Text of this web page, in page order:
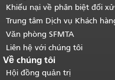
Khiếu nại về phân biệt đối xử
Trung tâm Dịch vụ Khách
Văn phòng SFMTA
Liên hệ với chúng tôi
Về chúng tôi
Hội đồng quản trị